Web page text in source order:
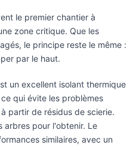
le premier chantier à
zone critique. Que les
le principe reste le même :
par le haut.
un excellent isolant thermique
qui évite les problèmes
partir de résidus de scierie.
arbres pour l'obtenir. Le
similaires, avec un